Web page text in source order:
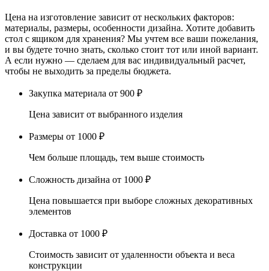
Цена на изготовление зависит от нескольких факторов:
материалы, размеры, особенности дизайна. Хотите добавить
стол с ящиком для хранения? Мы учтем все ваши пожелания,
и вы будете точно знать, сколько стоит тот или иной вариант.
А если нужно — сделаем для вас индивидуальный расчет,
чтобы не выходить за пределы бюджета.
Закупка материала от 900 ₽
Цена зависит от выбранного изделия
Размеры от 1000 ₽
Чем больше площадь, тем выше стоимость
Сложность дизайна от 1000 ₽
Цена повышается при выборе сложных декоративных
элементов
Доставка от 1000 ₽
Стоимость зависит от удаленности объекта и веса
конструкции